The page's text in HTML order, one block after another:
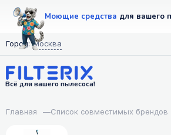
Моющие средства для вашего
Город: Москва
Всё для вашего пылесоса!
Главная —Список совместимых брендов